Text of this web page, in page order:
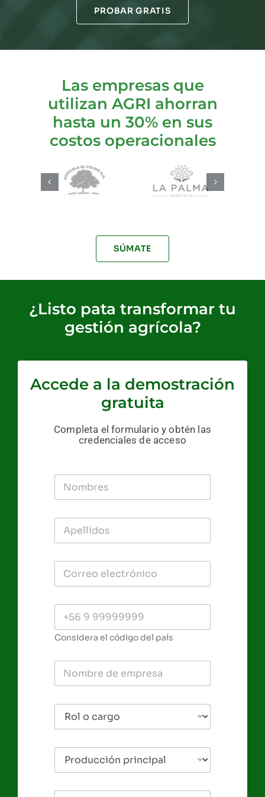
PROBAR GRATIS
Las empresas que
utilizan AGRI ahorran
hasta un 30% en sus
costos operacionales
SÚMATE
¿Listo pata transformar tu
gestión agrícola?
Accede a la demostración
gratuita
Completa el formulario y obtén las
credenciales de acceso
Considera el código del país